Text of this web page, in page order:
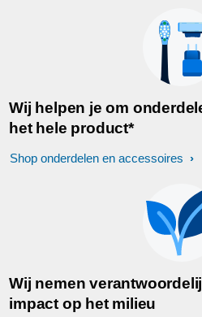
Wij helpen je om
het hele product*
Shop onderdelen en accessoires
Wij nemen
impact op het milieu